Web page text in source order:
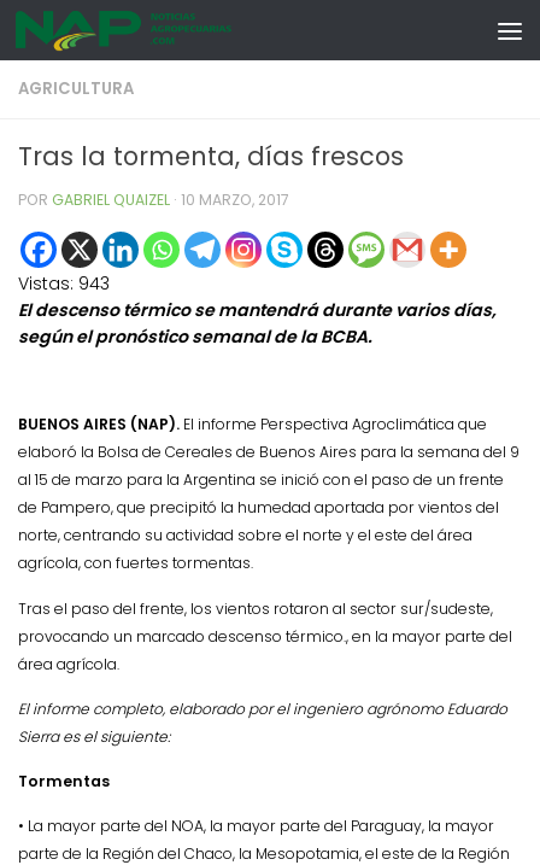
Skip to content
AGRICULTURA
Tras la tormenta, días frescos
POR GABRIEL QUAIZEL · 10 MARZO, 2017
Vistas: 943
El descenso térmico se mantendrá durante varios días,
según el pronóstico semanal de la BCBA.
BUENOS AIRES (NAP). El informe Perspectiva Agroclimática que
elaboró la Bolsa de Cereales de Buenos Aires para la semana del 9
al 15 de marzo para la Argentina se inició con el paso de un frente
de Pampero, que precipitó la humedad aportada por vientos del
norte, centrando su actividad sobre el norte y el este del área
agrícola, con fuertes tormentas.
Tras el paso del frente, los vientos rotaron al sector sur/sudeste,
provocando un marcado descenso térmico., en la mayor parte del
área agrícola.
El informe completo, elaborado por el ingeniero agrónomo Eduardo
Sierra es el siguiente:
Tormentas
• La mayor parte del NOA, la mayor parte del Paraguay, la mayor
parte de la Región del Chaco, la Mesopotamia, el este de la Región